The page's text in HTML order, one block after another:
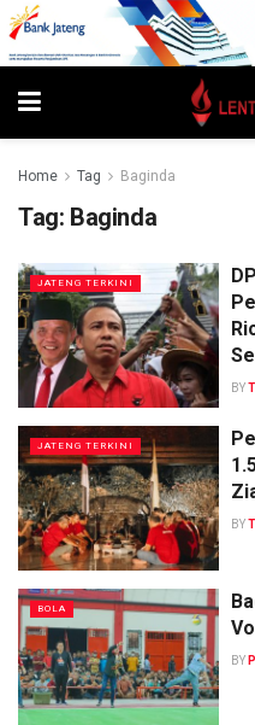
Home Tag Baginda
Tag: Baginda
JATENG TERKINI
BY
JATENG TERKINI
BY
BOLA
BY